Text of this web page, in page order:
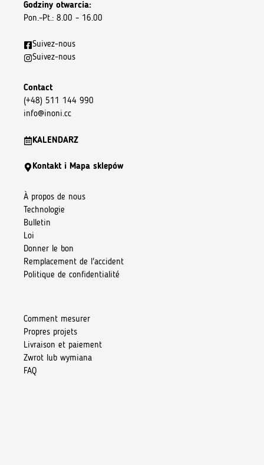
Godziny otwarcia:
Pon.–Pt.: 8.00 – 16.00
Suivez-nous
Suivez-nous
Contact
(+48) 511 144 990
info@inoni.cc
KALENDARZ
Kontakt i Mapa sklepów
À propos de nous
Technologie
Bulletin
Loi
Donner le bon
Remplacement de l'accident
Politique de confidentialité
Comment mesurer
Propres projets
Livraison et paiement
Zwrot lub wymiana
FAQ